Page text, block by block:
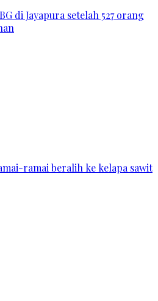
di Jayapura setelah 527 orang
ramai beralih ke kelapa sawit